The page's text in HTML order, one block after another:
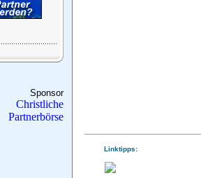
Sponsor
Linktipps: